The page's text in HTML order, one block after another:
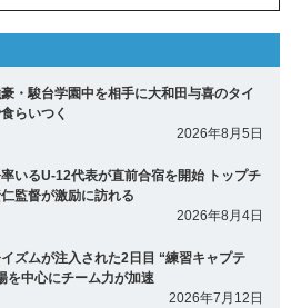
・駿台学園中を相手に大和田与喜のタイ
らいつく
2026年8月5日
いるU-12代表が直前合宿を開始 トップチ
監督が激励に訪れる
2026年8月4日
ズムが注入された2日目 “練習キャプテ
を中心にチーム力が加速
2026年7月12日